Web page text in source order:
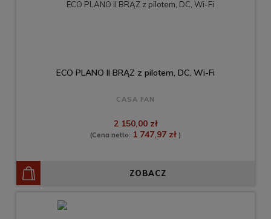
ECO PLANO II BRĄZ z pilotem, DC, Wi-Fi
CASA FAN
2 150,00 zł
(Cena netto: 1 747,97 zł )
ZOBACZ